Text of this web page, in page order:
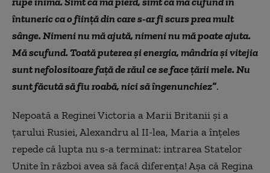
întuneric ca o fiinţă din care s-ar fi scurs prea mult
sânge. Nimeni nu mă ajută, nimeni nu mă poate ajuta.
Mă scufund. Toată puterea şi energia, mândria şi vitejia
sunt nefolositoare faţă de răul ce se face ţării mele. Nu
sunt făcută să fiu roabă, nici să îngenunchiez”.
Nepoată a Reginei Victoria a Marii Britanii şi a
ţarului Rusiei, Alexandru al II-lea, Maria a înţeles
repede că lupta nu s-a terminat: intrarea Statelor
Unite în război avea să facă diferenţa! Aşa că Regina